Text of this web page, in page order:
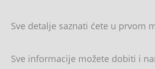
Sve detalje saznati ćete u prvom
Sve informacije možete dobiti i